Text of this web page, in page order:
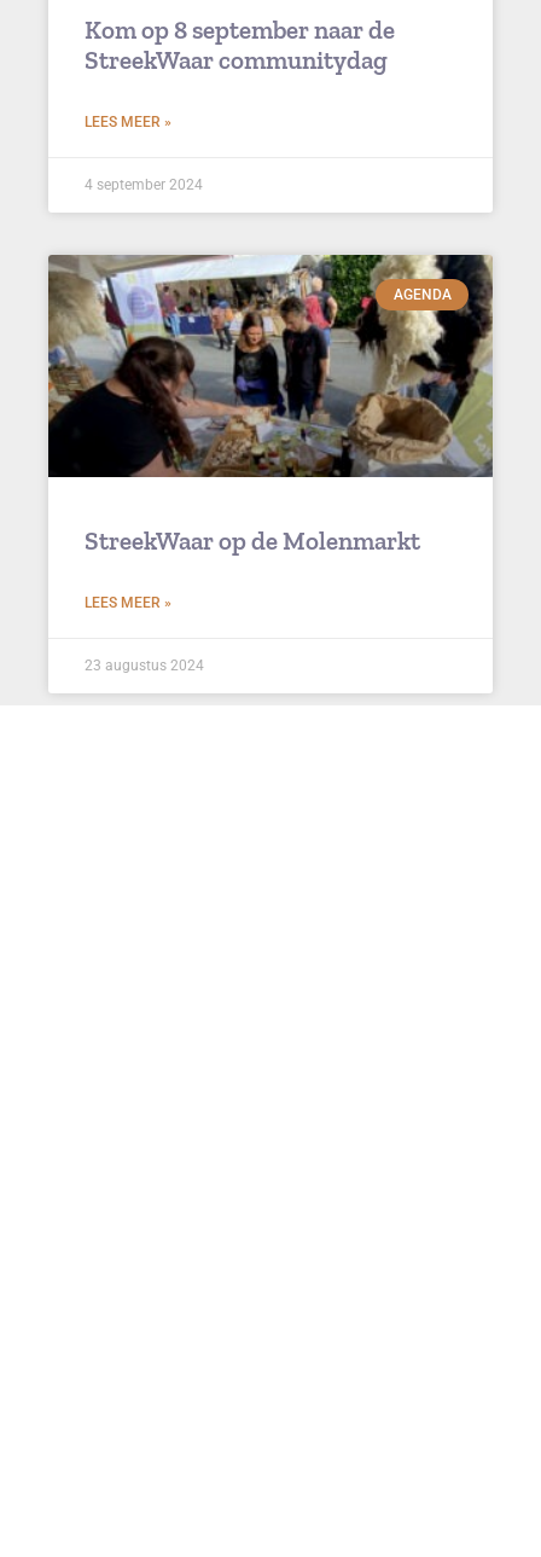
Kom op 8 september naar de
StreekWaar communitydag
LEES MEER »
4 september 2024
AGENDA
StreekWaar op de Molenmarkt
LEES MEER »
23 augustus 2024